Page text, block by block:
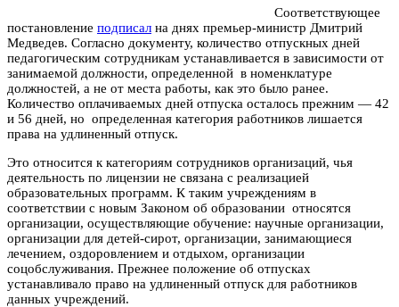
Cоответствующее
постановление подписал на днях премьер-министр Дмитрий
Медведев. Согласно документу, количество отпускных дней
педагогическим сотрудникам устанавливается в зависимости от
занимаемой должности, определенной в номенклатуре
должностей, а не от места работы, как это было ранее.
Количество оплачиваемых дней отпуска осталось прежним — 42
и 56 дней, но определенная категория работников лишается
права на удлиненный отпуск.
Это относится к категориям сотрудников организаций, чья
деятельность по лицензии не связана с реализацией
образовательных программ. К таким учреждениям в
соответствии с новым Законом об образовании относятся
организации, осуществляющие обучение: научные организации,
организации для детей-сирот, организации, занимающиеся
лечением, оздоровлением и отдыхом, организации
соцобслуживания. Прежнее положение об отпусках
устанавливало право на удлиненный отпуск для работников
данных учреждений.